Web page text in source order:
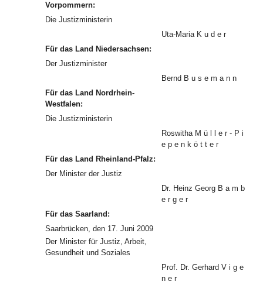
Vorpommern:
Die Justizministerin
Uta-Maria K u d e r
Für das Land Niedersachsen:
Der Justizminister
Bernd B u s e m a n n
Für das Land Nordrhein-
Westfalen:
Die Justizministerin
Roswitha M ü l l e r - P i
e p e n k ö t t e r
Für das Land Rheinland-Pfalz:
Der Minister der Justiz
Dr. Heinz Georg B a m b
e r g e r
Für das Saarland:
Saarbrücken, den 17. Juni 2009
Der Minister für Justiz, Arbeit,
Gesundheit und Soziales
Prof. Dr. Gerhard V i g e
n e r